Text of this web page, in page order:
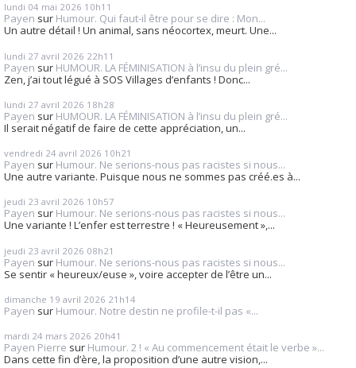
lundi 04 mai 2026 10h11
Payen sur Humour. Qui faut-il être pour se dire : Mon...
Un autre détail ! Un animal, sans néocortex, meurt. Une...
lundi 27 avril 2026 22h11
Payen sur HUMOUR. LA FÉMINISATION à l’insu du plein gré...
Zen, j’ai tout légué à SOS Villages d’enfants ! Donc...
lundi 27 avril 2026 18h28
Payen sur HUMOUR. LA FÉMINISATION à l’insu du plein gré...
Il serait négatif de faire de cette appréciation, un...
vendredi 24 avril 2026 10h21
Payen sur Humour. Ne serions-nous pas racistes si nous...
Une autre variante. Puisque nous ne sommes pas créé.es à...
jeudi 23 avril 2026 10h57
Payen sur Humour. Ne serions-nous pas racistes si nous...
Une variante ! L’enfer est terrestre ! « Heureusement »,...
jeudi 23 avril 2026 08h21
Payen sur Humour. Ne serions-nous pas racistes si nous...
Se sentir « heureux/euse », voire accepter de l’être un...
dimanche 19 avril 2026 21h14
Payen sur Humour. Notre destin ne profile-t-il pas «...
mardi 24 mars 2026 20h41
Payen Pierre sur Humour. 2 ! « Au commencement était le verbe »...
Dans cette fin d’ère, la proposition d’une autre vision,...